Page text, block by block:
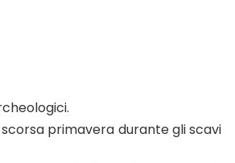
primavera durante gli scavi